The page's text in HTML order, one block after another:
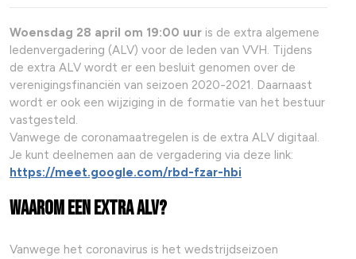
Woensdag 28 april om 19:00 uur is de extra algemene
ledenvergadering (ALV) voor de leden van VVH. Tijdens
de extra ALV wordt er een besluit genomen over de
verenigingsfinanciën van seizoen 2020-2021. Daarnaast
wordt er ook een wijziging in de formatie van het bestuur
vastgesteld.
Vanwege de coronamaatregelen is de extra ALV digitaal.
Je kunt deelnemen aan de vergadering via deze link:
https://meet.google.com/rbd-fzar-hbi
Waarom een extra ALV?
Vanwege het coronavirus is het wedstrijdseizoen